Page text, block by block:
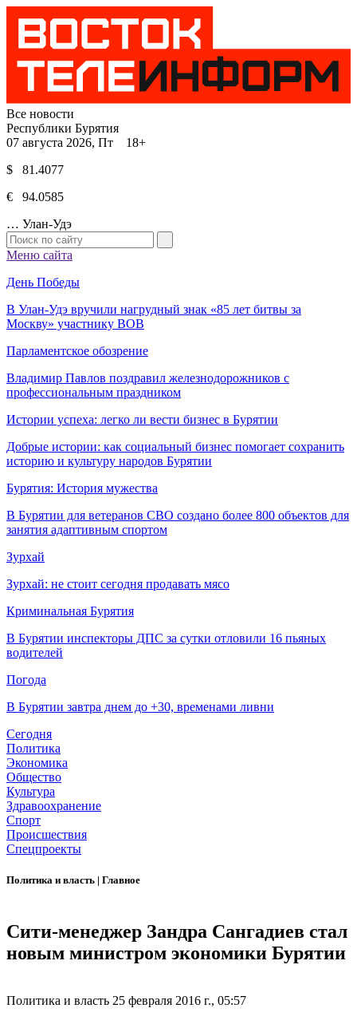
Все новости
Республики Бурятия
07 августа 2026, Пт 18+
$ 81.4077
€ 94.0585
… Улан-Удэ
Меню сайта
День Победы
В Улан-Удэ вручили нагрудный знак «85 лет битвы за
Москву» участнику ВОВ
Парламентское обозрение
Владимир Павлов поздравил железнодорожников с
профессиональным праздником
Истории успеха: легко ли вести бизнес в Бурятии
Добрые истории: как социальный бизнес помогает сохранить
историю и культуру народов Бурятии
Бурятия: История мужества
В Бурятии для ветеранов СВО создано более 800 объектов для
занятия адаптивным спортом
Зурхай
Зурхай: не стоит сегодня продавать мясо
Криминальная Бурятия
В Бурятии инспекторы ДПС за сутки отловили 16 пьяных
водителей
Погода
В Бурятии завтра днем до +30, временами ливни
Сегодня
Политика
Экономика
Общество
Культура
Здравоохранение
Спорт
Происшествия
Спецпроекты
Политика и власть | Главное
Сити-менеджер Зандра Сангадиев стал
новым министром экономики Бурятии
Политика и власть 25 февраля 2016 г., 05:57